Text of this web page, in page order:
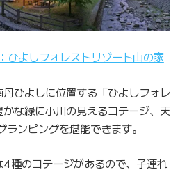
よしフォレストリゾート山の家
ひよしに位置する「ひよしフォレ
な緑に小川の見えるコテージ、天
ンピングを堪能できます。
種のコテージがあるので、子連れ